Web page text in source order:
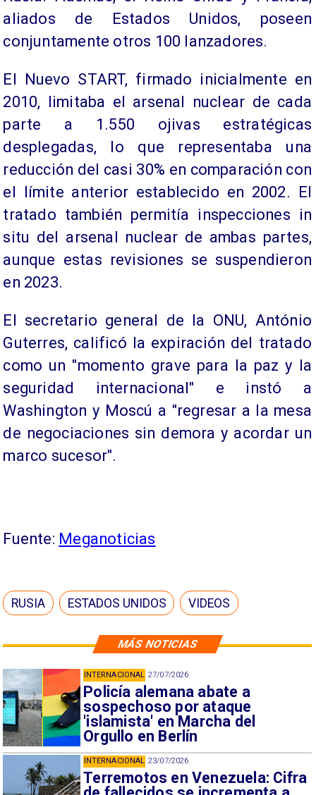
MÁS NOTICIAS
27/07/2026
Policía alemana abate a
sospechoso por ataque
'islamista' en Marcha del
Orgullo en Berlín
INTERNACIONAL
23/07/2026
Terremotos en Venezuela: Cifra
INTERNACIONAL
aliados de Estados Unidos, poseen
conjuntamente otros 100 lanzadores.
El Nuevo START, firmado inicialmente en
2010, limitaba el arsenal nuclear de cada
parte a 1.550 ojivas estratégicas
desplegadas, lo que representaba una
reducción del casi 30% en comparación con
el límite anterior establecido en 2002. El
tratado también permitía inspecciones in
situ del arsenal nuclear de ambas partes,
aunque estas revisiones se suspendieron
en 2023.
El secretario general de la ONU, António
Guterres, calificó la expiración del tratado
como un "momento grave para la paz y la
seguridad internacional" e instó a
Washington y Moscú a "regresar a la mesa
de negociaciones sin demora y acordar un
marco sucesor".
Fuente: Meganoticias
RUSIA ESTADOS UNIDOS VIDEOS